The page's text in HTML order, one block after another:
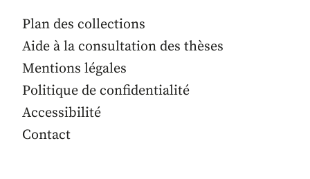
Plan des collections
Aide à la consultation des thèses
Mentions légales
Politique de confidentialité
Accessibilité
Contact